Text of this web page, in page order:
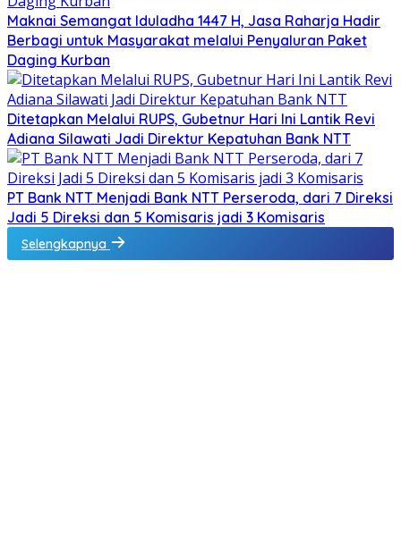
Maknai Semangat Iduladha 1447 H, Jasa Raharja Hadir
Berbagi untuk Masyarakat melalui Penyaluran Paket
Daging Kurban
Ditetapkan Melalui RUPS, Gubetnur Hari Ini Lantik Revi
Adiana Silawati Jadi Direktur Kepatuhan Bank NTT
PT Bank NTT Menjadi Bank NTT Perseroda, dari 7 Direksi
Jadi 5 Direksi dan 5 Komisaris jadi 3 Komisaris
Selengkapnya